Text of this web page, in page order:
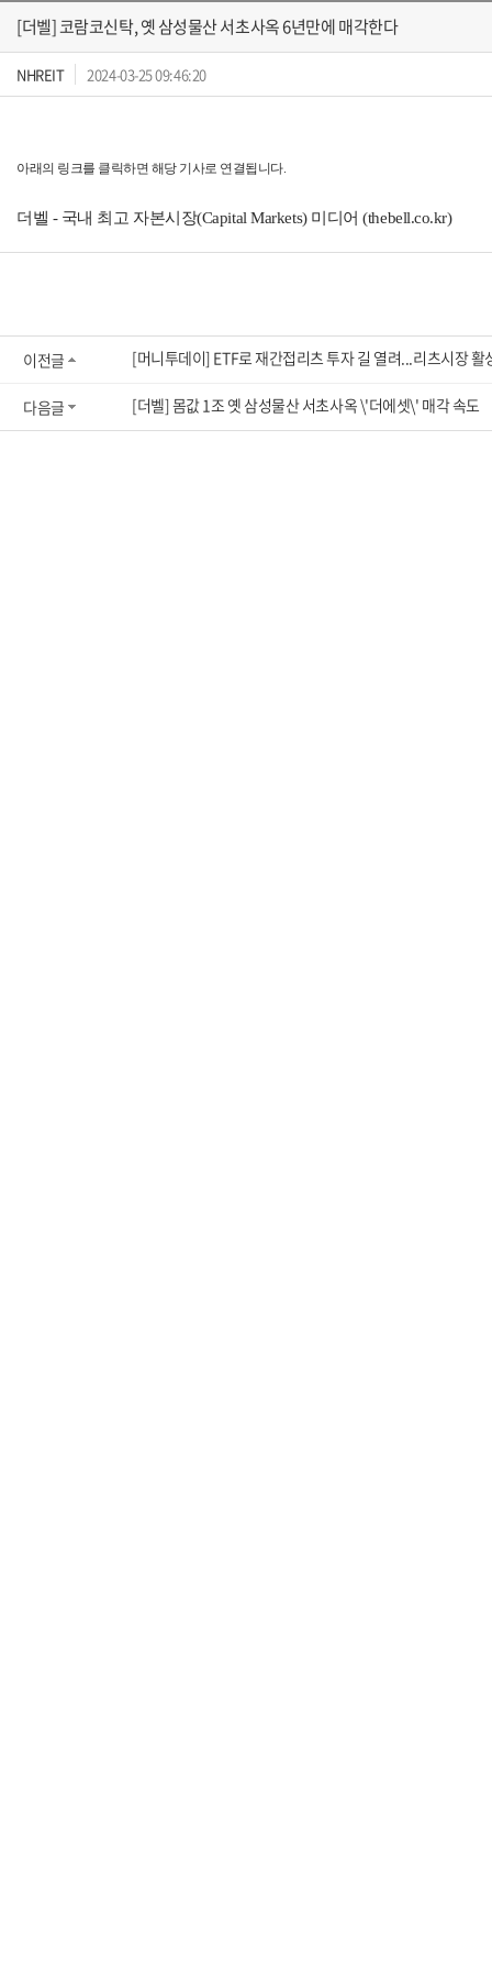
[더벨] 코람코신탁, 옛 삼성물산 서초사옥 6년만에 매각한다
NHREIT 2024-03-25 09:46:20
아래의 링크를 클릭하면 해당 기사로 연결됩니다.
더벨 - 국내 최고 자본시장(Capital Markets) 미디어 (thebell.co.kr)
이전글 [머니투데이] ETF로 재간접리츠 투자 길 열려...리츠시장 활
다음글 [더벨] 몸값 1조 옛 삼성물산 서초사옥 \'더에셋\' 매각 속도